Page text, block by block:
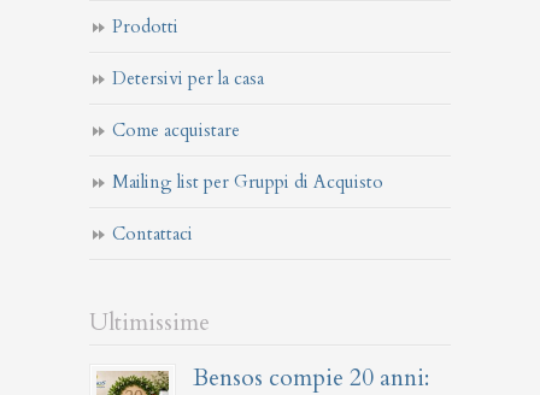
Prodotti
Detersivi per la casa
Come acquistare
Mailing list per Gruppi di Acquisto
Contattaci
Ultimissime
Bensos compie 20 anni: